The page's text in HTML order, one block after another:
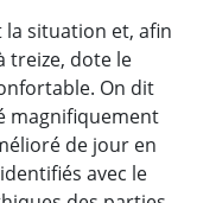
situation et, afin
treize, dote le
On dit
magnifiquement
de jour en
avec le